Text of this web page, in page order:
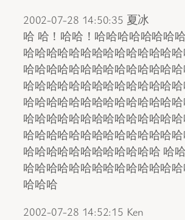
2002-07-28 14:50:35 夏冰
哈 哈！哈哈！哈哈哈哈哈哈哈
哈哈哈哈哈哈哈哈哈哈哈哈哈
哈哈哈哈哈哈哈哈哈哈哈哈哈
哈哈哈哈哈哈哈哈哈哈哈哈哈
哈哈哈哈哈哈哈哈哈哈哈哈哈
哈哈哈哈哈哈哈哈哈哈哈哈哈
哈哈哈哈哈哈哈哈哈哈哈哈哈
哈哈哈哈哈哈哈哈哈哈哈哈 哈
哈哈哈哈哈哈哈哈哈哈哈哈哈
哈哈哈
2002-07-28 14:52:15 Ken